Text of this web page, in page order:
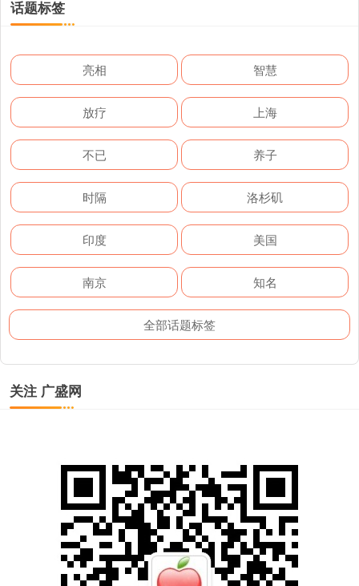
话题标签
亮相 智慧
放疗 上海
不已 养子
时隔 洛杉矶
印度 美国
南京 知名
全部话题标签
关注 广盛网